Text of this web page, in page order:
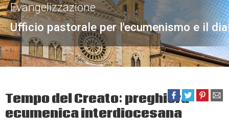
Ufficio pastorale per l'ecumenismo e il
Evangelizzazione
Tempo del Creato: preghiera
ecumenica interdiocesana